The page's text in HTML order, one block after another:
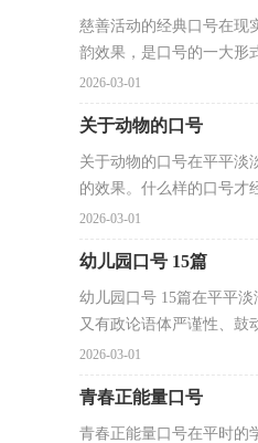
慈善活动的经典口号在现
韵效果，是口号的一大形
2026-03-01
关于动物的口号
关于动物的口号在平平淡
的效果。什么样的口号才
2026-03-01
幼儿园口号 15篇
幼儿园口号 15篇在平平
又有政论语体严谨性、鼓
2026-03-01
青春正能量口号
青春正能量口号在平时的